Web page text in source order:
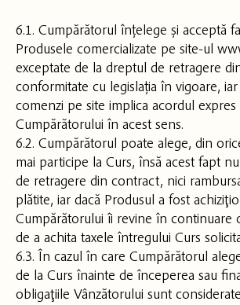
6.1. Cumpărătorul înțelege și acceptă
Produsele comercializate pe site-ul
exceptate de la dreptul de retragere
conformitate cu legislația în vigoare,
comenzi pe site implica acordul expres
Cumpărătorului în acest sens.
6.2. Cumpărătorul poate alege, din
mai participe la Curs, însă acest fapt
de retragere din contract, nici
plătite, iar dacă Produsul a fost
Cumpărătorului îi revine în continuare
de a achita taxele întregului Curs
6.3. În cazul în care Cumpărătorul
de la Curs înainte de începerea sau
obligaţiile Vânzătorului sunt